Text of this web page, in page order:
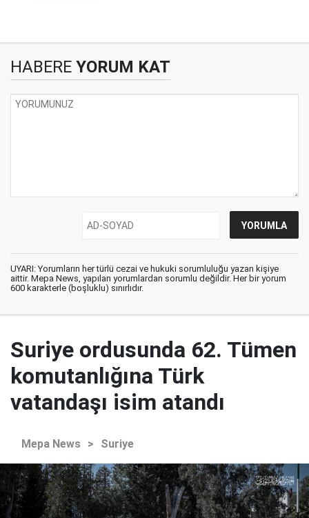
HABERE YORUM KAT
UYARI: Yorumların her türlü cezai ve hukuki sorumluluğu yazan kişiye
aittir. Mepa News, yapılan yorumlardan sorumlu değildir. Her bir yorum
600 karakterle (boşluklu) sınırlıdır.
Suriye ordusunda 62. Tümen
komutanlığına Türk
vatandaşı isim atandı
Mepa News > Suriye